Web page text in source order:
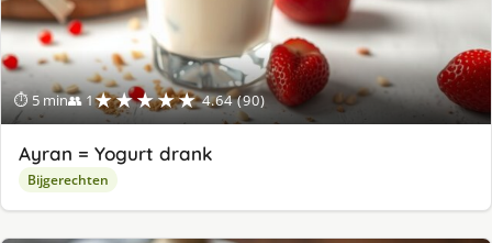
⏱ 5 min👥 1★★★★★ 4.64 (90)
Ayran = Yogurt drank
Bijgerechten